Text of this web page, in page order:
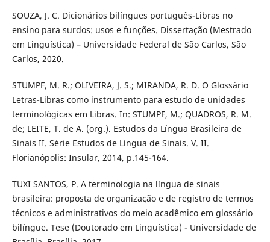
SOUZA, J. C. Dicionários bilíngues português-Libras no
ensino para surdos: usos e funções. Dissertação (Mestrado
em Linguística) – Universidade Federal de São Carlos, São
Carlos, 2020.
STUMPF, M. R.; OLIVEIRA, J. S.; MIRANDA, R. D. O Glossário
Letras-Libras como instrumento para estudo de unidades
terminológicas em Libras. In: STUMPF, M.; QUADROS, R. M.
de; LEITE, T. de A. (org.). Estudos da Língua Brasileira de
Sinais II. Série Estudos de Língua de Sinais. V. II.
Florianópolis: Insular, 2014, p.145-164.
TUXI SANTOS, P. A terminologia na língua de sinais
brasileira: proposta de organização e de registro de termos
técnicos e administrativos do meio acadêmico em glossário
bilíngue. Tese (Doutorado em Linguística) - Universidade de